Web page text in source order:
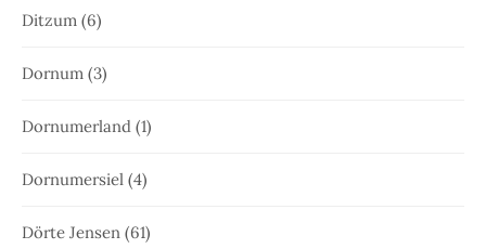
Ditzum (6)
Dornum (3)
Dornumerland (1)
Dornumersiel (4)
Dörte Jensen (61)